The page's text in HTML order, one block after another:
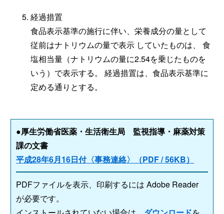
経過措置
食品表示基準の施行に伴い、栄養成分の量として
従前はナトリウムの量で表示 していたものは、 食
塩相当量（ナトリウムの量に2.54を乗じたものを
いう）で表示する。 経過措置は、食品表示基準に
定める通りとする。
●厚生労働省医薬・生活衛生局 監視指導・麻薬対策
課の文書
平成28年6月16日付〈事務連絡〉（PDF / 56KB）
PDFファイルを表示、印刷するには Adobe Reader
が必要です。